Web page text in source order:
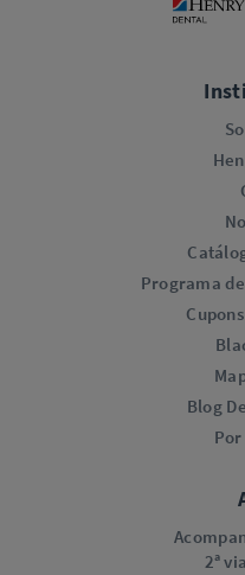
Programa
Blog
2ª